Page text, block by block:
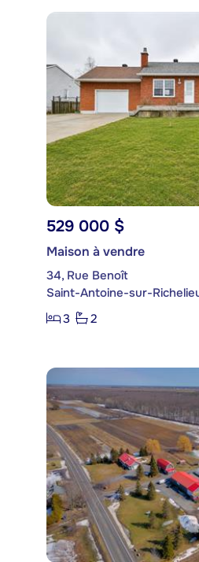
529 000 $
Maison à vendre
34, Rue Benoît
Saint-Antoine-sur-
3
2